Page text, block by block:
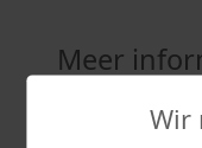
Wir
Meer
Programma